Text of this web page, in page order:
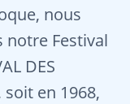
nous
notre Festival
DES
soit en 1968,